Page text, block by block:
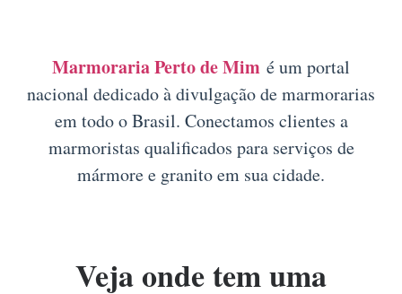
Marmoraria Perto de Mim é um portal
nacional dedicado à divulgação de marmorarias
em todo o Brasil. Conectamos clientes a
marmoristas qualificados para serviços de
mármore e granito em sua cidade.
Veja onde tem uma